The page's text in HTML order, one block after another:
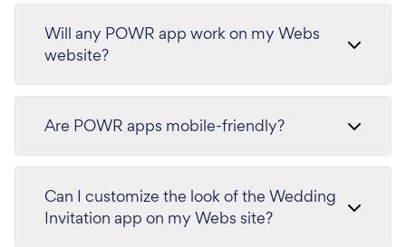
Will any POWR app work on my Webs
website?
Are POWR apps mobile-friendly?
Can I customize the look of the Wedding
Invitation app on my Webs site?